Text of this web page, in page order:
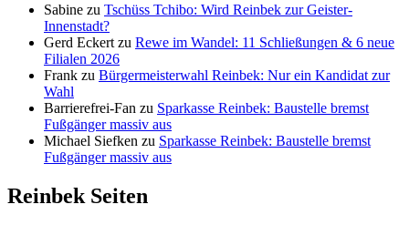
Sabine zu Tschüss Tchibo: Wird Reinbek zur Geister-
Innenstadt?
Gerd Eckert zu Rewe im Wandel: 11 Schließungen & 6 neue
Filialen 2026
Frank zu Bürgermeisterwahl Reinbek: Nur ein Kandidat zur
Wahl
Barrierefrei-Fan zu Sparkasse Reinbek: Baustelle bremst
Fußgänger massiv aus
Michael Siefken zu Sparkasse Reinbek: Baustelle bremst
Fußgänger massiv aus
Reinbek Seiten